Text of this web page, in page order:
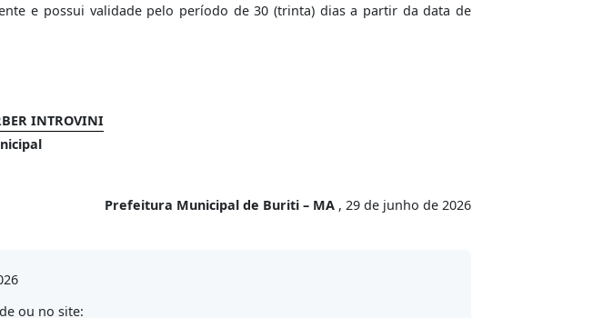
e possui validade pelo período de 30 (trinta) dias a partir da data de
INTROVINI
Prefeitura Municipal de Buriti – MA , 29 de junho de 2026
ou no site: